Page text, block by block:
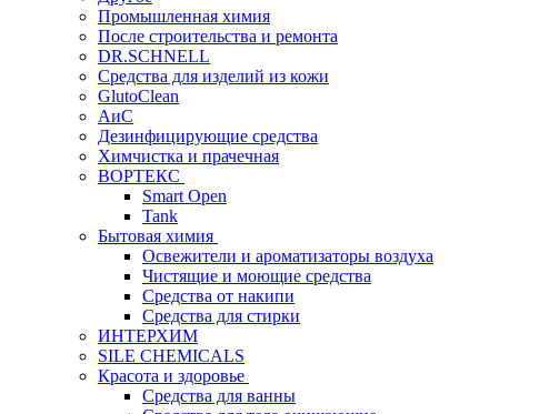
Промышленная химия
После строительства и ремонта
DR.SCHNELL
Средства для изделий из кожи
GlutoClean
АиС
Дезинфицирующие средства
Химчистка и прачечная
ВОРТЕКС
Smart Open
Tank
Бытовая химия
Освежители и ароматизаторы воздуха
Чистящие и моющие средства
Средства от накипи
Средства для стирки
ИНТЕРХИМ
SILE CHEMICALS
Красота и здоровье
Средства для ванны